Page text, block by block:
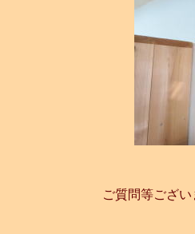
ご質問等ござ